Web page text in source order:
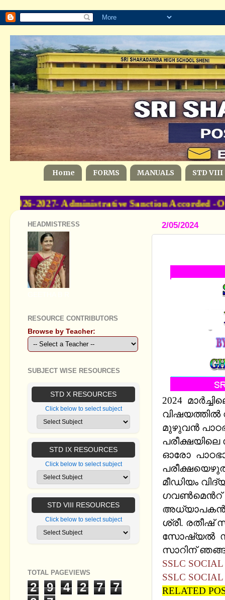
Home FORMS MANUALS STD VIII
Scheme -2026-2027- Administrative
2/05/2024
2024
വിഷയത്തിൽ
മുഴുവൻ
ഓരോ
മീഡിയം
ഗവൺമെൻറ്
ശ്രീ.
സോഷ്യൽ
സാറിന്
SSLC
SSLC
RELATED
HEADMISTRESS
RESOURCE CONTRIBUTORS
Browse by Teacher:
SUBJECT WISE RESOURCES
STD X RESOURCES
Click below to select subject
STD IX RESOURCES
Click below to select subject
STD VIII RESOURCES
Click below to select subject
TOTAL PAGEVIEWS
2 9 4 2 7
7